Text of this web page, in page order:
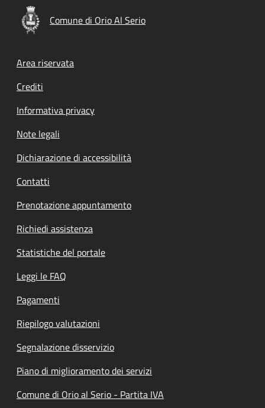
Comune di Orio Al Serio
Footer menu
Area riservata
Crediti
Informativa privacy
Note legali
Dichiarazione di accessibilità
Contatti
Prenotazione appuntamento
Richiedi assistenza
Statistiche del portale
Leggi le FAQ
Pagamenti
Riepilogo valutazioni
Segnalazione disservizio
Piano di miglioramento dei servizi
Comune di Orio al Serio - Partita IVA